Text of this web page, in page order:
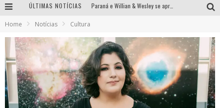
ÚLTIMAS NOTÍCIAS Paraná e Willian & Wesley se apresentam no Carretão Trevo Contagem nesta sexta-feira
Banda Mole de BH anuncia Kayete como madrinha do bloco
Home Notícias Cultura